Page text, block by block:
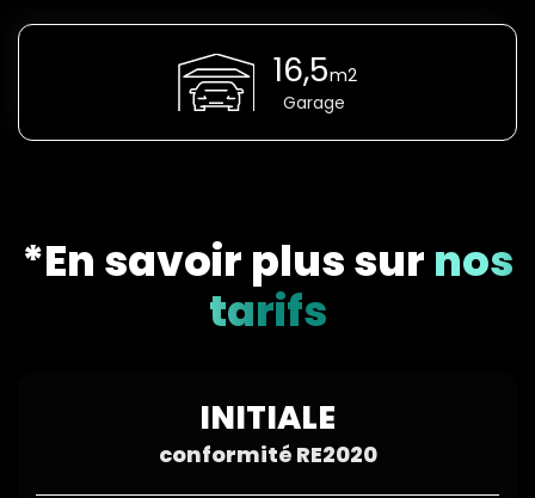
16,5m2
Garage
*En savoir plus sur nos
tarifs
INITIALE
conformité RE2020